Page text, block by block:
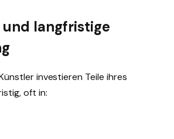
langfristige
investieren Teile ihres
oft in: